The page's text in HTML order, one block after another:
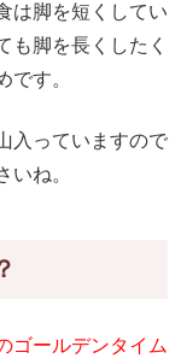
は脚を短くしてい
も脚を長くしたく
です。
入っていますので
いね。
ゴールデンタイム